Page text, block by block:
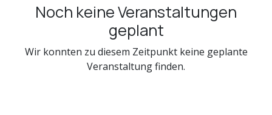
Noch keine Veranstaltungen
geplant
Wir konnten zu diesem Zeitpunkt keine geplante
Veranstaltung finden.